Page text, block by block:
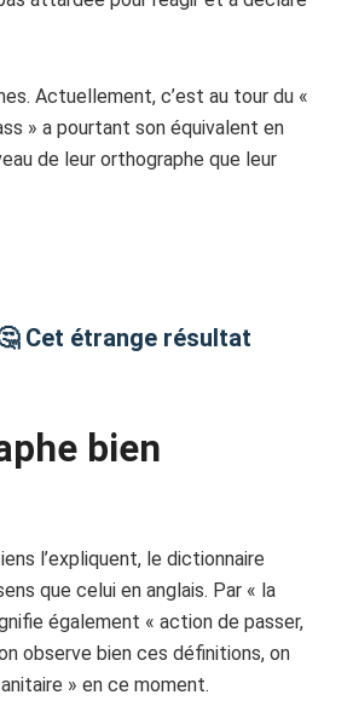
Actuellement, c’est au tour du «
» a pourtant son équivalent en
de leur orthographe que leur
Cet étrange résultat
bien
l’expliquent, le dictionnaire
que celui en anglais. Par « la
également « action de passer,
observe bien ces définitions, on
» en ce moment.